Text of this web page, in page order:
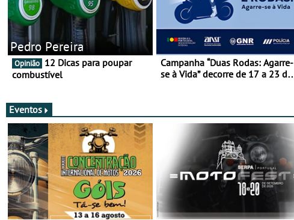
Pedro Pereira
Opinião
combustível
Campanha “Duas Rodas: Agarre-
se à Vida” decorre de 17 a 23 de
Eventos